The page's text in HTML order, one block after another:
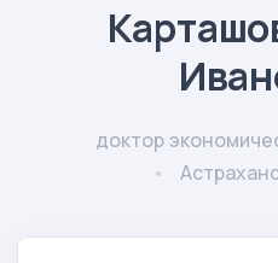
доктор